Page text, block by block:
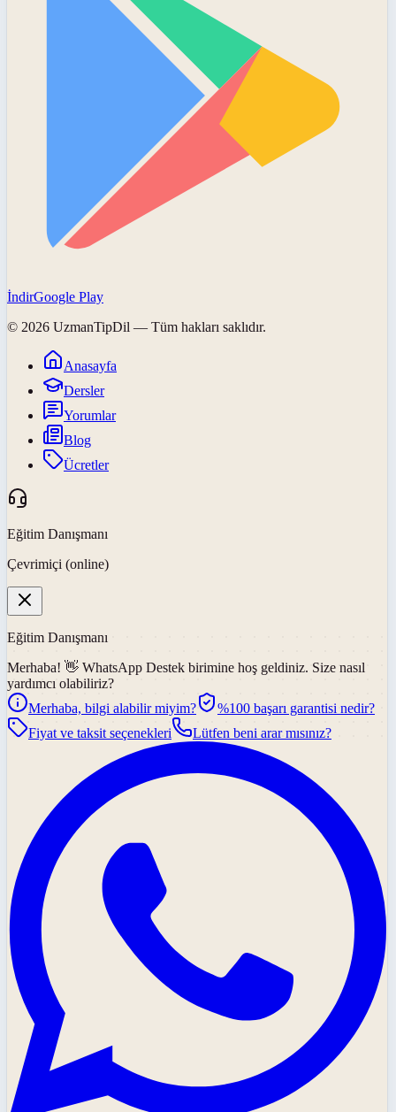
İndirGoogle Play
© 2026 UzmanTipDil — Tüm hakları saklıdır.
Anasayfa
Dersler
Yorumlar
Blog
Ücretler
Eğitim Danışmanı
Çevrimiçi (online)
Eğitim Danışmanı
Merhaba! 👋 WhatsApp Destek birimine hoş geldiniz. Size nasıl
yardımcı olabiliriz?
Merhaba, bilgi alabilir miyim?
%100 başarı garantisi nedir?
Fiyat ve taksit seçenekleri
Lütfen beni arar mısınız?